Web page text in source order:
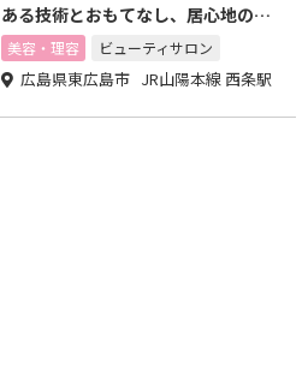
ある技術とおもてなし、居心地の良
い空間を提供いたします。
美容・理容 ビューティサロン
広島県東広島市 JR山陽本線 西条駅